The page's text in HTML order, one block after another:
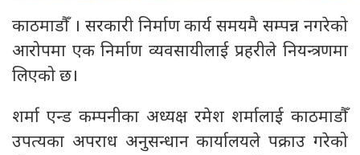
काठमाडौँ । सरकारी निर्माण कार्य समयमै सम्पन्न नगरेको
आरोपमा एक निर्माण व्यवसायीलाई प्रहरीले नियन्त्रणमा
लिएको छ।
शर्मा एन्ड कम्पनीका अध्यक्ष रमेश शर्मालाई काठमाडौँ
उपत्यका अपराध अनुसन्धान कार्यालयले पक्राउ गरेको